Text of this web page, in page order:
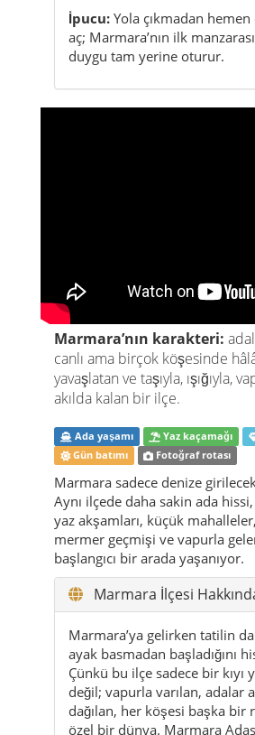
İpucu: Yola çıkmadan hemen
aç; Marmara’nın ilk
duygu tam yerine oturur.
Marmara’nın karakteri:
canlı ama birçok köşesinde
yavaşlatan ve taşıyla, ışığıyla,
akılda kalan bir ilçe.
Ada yaşamı Yaz kaçamağı
Gün batımı
Fotoğraf rotası
Marmara sadece denize
Aynı ilçede daha sakin ada
yaz akşamları, küçük mahalleler,
mermer geçmişi ve vapurla
başlangıcı bir arada yaşanıyor.
Marmara İlçesi
Marmara’ya gelirken tatilin
ayak basmadan başladığını
Çünkü bu ilçe sadece bir kıyı
değil; vapurla varılan, adalar
dağılan, her köşesi başka bir
özel bir dünya. Marmara